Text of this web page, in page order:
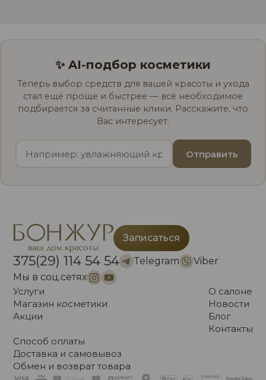
✨ AI-подбор косметики
Теперь выбор средств для вашей красоты и ухода
стал ещё проще и быстрее — всё необходимое
подбирается за считанные клики. Расскажите, что
Вас интересует:
Отправить
Записаться
375(29) 114 54 54 Telegram
Viber
Мы в соц.сетях
Услуги
Магазин косметики
Акции
О салоне
Новости
Блог
Контакты
Способ оплаты
Доставка и самовывоз
Обмен и возврат товара